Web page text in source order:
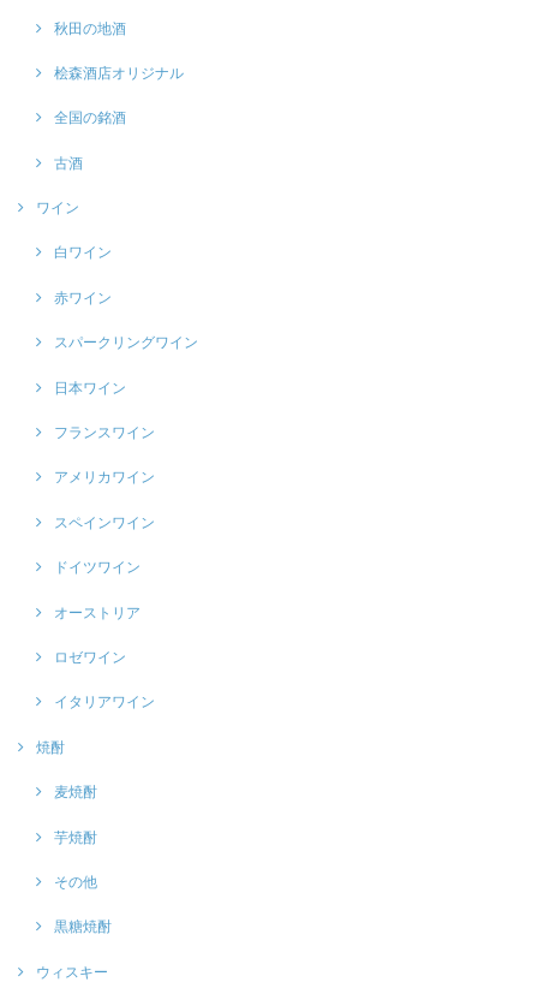
秋田の地酒
桧森酒店オリジナル
全国の銘酒
古酒
ワイン
白ワイン
赤ワイン
スパークリングワイン
日本ワイン
フランスワイン
アメリカワイン
スペインワイン
ドイツワイン
オーストリア
ロゼワイン
イタリアワイン
焼酎
麦焼酎
芋焼酎
その他
黒糖焼酎
ウィスキー